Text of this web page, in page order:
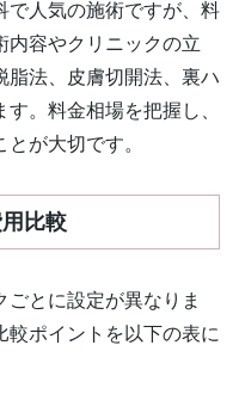
で人気の施術ですが、料
内容やクリニックの立
脂法、皮膚切開法、裏ハ
。料金相場を把握し、
が大切です。
比較
とに設定が異なりま
較ポイントを以下の表に